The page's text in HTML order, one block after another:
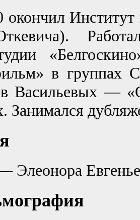
окончил Институт
в группах
Васильевых —
Занимался
Элеонора